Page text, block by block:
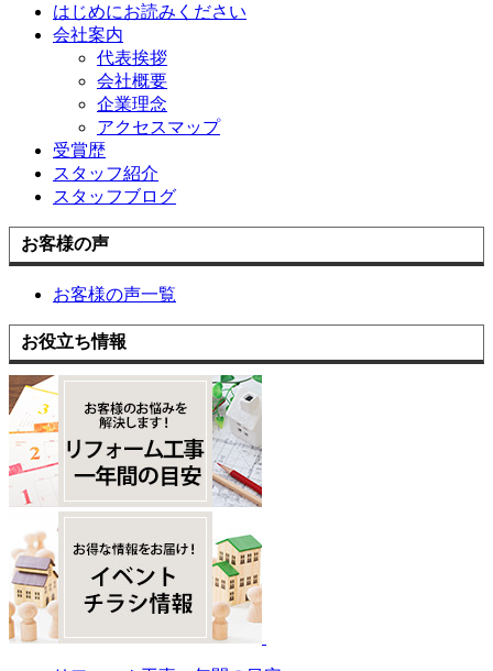
はじめにお読みください
会社案内
代表挨拶
会社概要
企業理念
アクセスマップ
受賞歴
スタッフ紹介
スタッフブログ
お客様の声
お客様の声一覧
お役立ち情報